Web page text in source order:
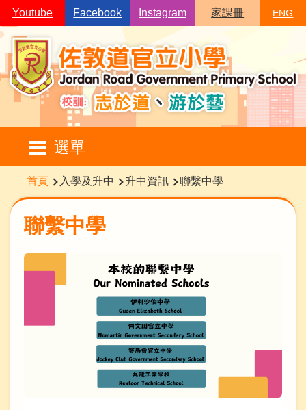
移至主內容
Youtube Facebook Instagram 家課冊 ENG
選單
Main
navigation
導
航
連
結
首頁 入學及升中 升中資訊 聯繫中學
聯繫中學